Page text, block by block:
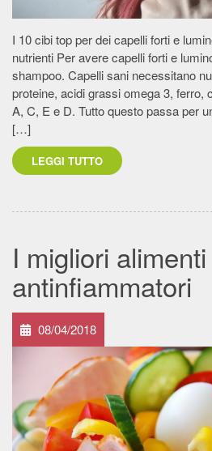
I 10 cibi top per dei capelli forti e
nutrienti Per avere capelli forti e
shampoo. Capelli sani necessitano
proteine, acidi grassi omega 3, ferro,
A, C, E e D. Tutto questo passa per
[…]
LEGGI TUTTO
I migliori alimenti
antinfiammatori
08/04/2018